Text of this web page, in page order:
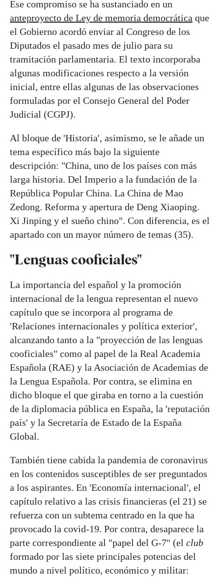
Ese compromiso se ha sustanciado en un
anteproyecto de Ley de memoria democrática que
el Gobierno acordó enviar al Congreso de los
Diputados el pasado mes de julio para su
tramitación parlamentaria. El texto incorporaba
algunas modificaciones respecto a la versión
inicial, entre ellas algunas de las observaciones
formuladas por el Consejo General del Poder
Judicial (CGPJ).
Al bloque de 'Historia', asimismo, se le añade un
tema específico más bajo la siguiente
descripción: "China, uno de los países con más
larga historia. Del Imperio a la fundación de la
República Popular China. La China de Mao
Zedong. Reforma y apertura de Deng Xiaoping.
Xi Jinping y el sueño chino". Con diferencia, es el
apartado con un mayor número de temas (35).
"Lenguas cooficiales"
La importancia del español y la promoción
internacional de la lengua representan el nuevo
capítulo que se incorpora al programa de
'Relaciones internacionales y política exterior',
alcanzando tanto a la "proyección de las lenguas
cooficiales" como al papel de la Real Academia
Española (RAE) y la Asociación de Academias de
la Lengua Española. Por contra, se elimina en
dicho bloque el que giraba en torno a la cuestión
de la diplomacia pública en España, la 'reputación
país' y la Secretaría de Estado de la España
Global.
También tiene cabida la pandemia de coronavirus
en los contenidos susceptibles de ser preguntados
a los aspirantes. En 'Economía internacional', el
capítulo relativo a las crisis financieras (el 21) se
refuerza con un subtema centrado en la que ha
provocado la covid-19. Por contra, desaparece la
parte correspondiente al "papel del G-7" (el club
formado por las siete principales potencias del
mundo a nivel político, económico y militar: